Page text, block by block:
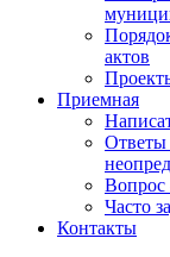
актов
Приемная
Ответы
Вопрос
Часто
Контакты